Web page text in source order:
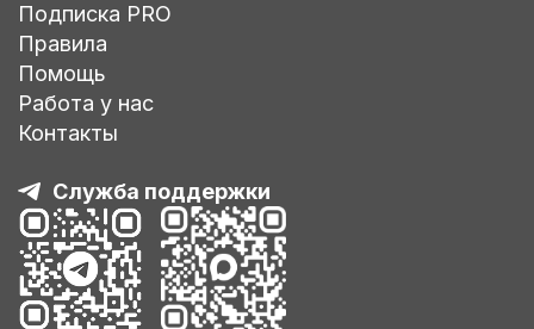
Подписка PRO
Правила
Помощь
Работа у нас
Контакты
Служба поддержки